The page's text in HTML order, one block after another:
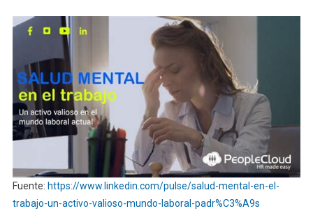
Fuente: https://www.linkedin.com/pulse/salud-mental-en-el-
trabajo-un-activo-valioso-mundo-laboral-padr%C3%A9s